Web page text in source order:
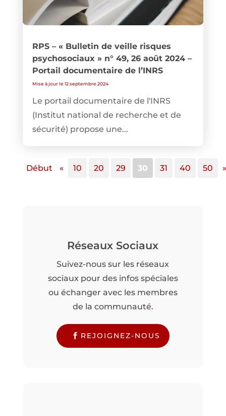
RPS – « Bulletin de veille risques
psychosociaux » n° 49, 26 août 2024 –
Portail documentaire de l’INRS
Mise à jour le 12 septembre 2024
Le portail documentaire de l'INRS
(Institut national de recherche et de
sécurité) propose une...
Début « 10 20 29 30 31 40 50 »
Réseaux Sociaux
Suivez-nous sur les réseaux
sociaux pour des infos spéciales
ou échanger avec les membres
de la communauté.
REJOIGNEZ-NOUS